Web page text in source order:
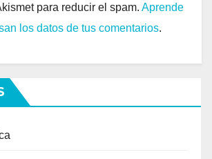
para reducir el spam. Aprende
los datos de tus comentarios.